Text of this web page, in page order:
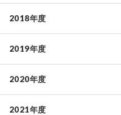
2018年度
2019年度
2020年度
2021年度